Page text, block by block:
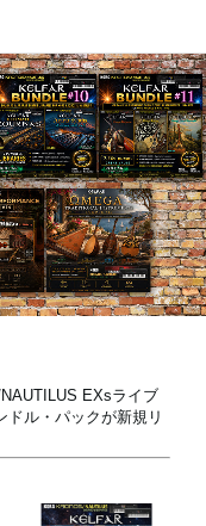
EXsライブ
ドル・パックが新規リ